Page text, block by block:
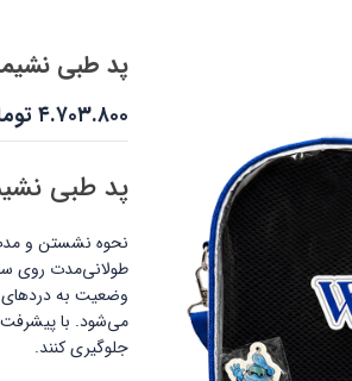
پد طبی
۴.۷۰۳.۸۰۰
پد طبی
نحوه نشستن و
طولانی‌مدت روی
وضعیت به
می‌شود. با پیشرفت
جلوگیری کنند.